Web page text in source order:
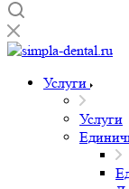
Услуги
Услуги